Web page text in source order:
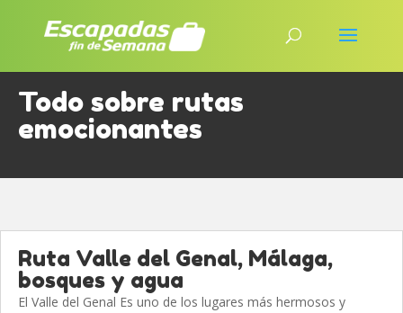
Todo sobre rutas
emocionantes
Ruta Valle del Genal, Málaga,
bosques y agua
El Valle del Genal Es uno de los lugares más hermosos y